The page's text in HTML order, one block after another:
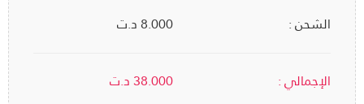
الشحن : 8.000 د.ت
الإجمالي : 38.000د.ت